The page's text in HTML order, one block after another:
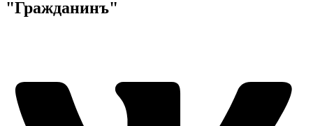
"Гражданинъ"